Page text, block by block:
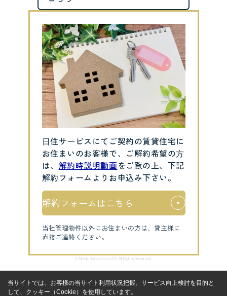
⽇住サービスにてご契約の賃貸住宅に
お住まいのお客様で、ご解約希望の⽅
は、 解約時説明動画をご覧の上、下記
解約フォームよりお申込み下さい。
解約フォームはこちら
当社管理物件以外にお住まいの方は、貸主様に
直接ご連絡ください。
© Nichiju Service Co.,LTD. All Rights Reserved.
当サイトでは、お客様の当サイト利用状況把握、サービス向上検討を目的と
して、クッキー（Cookie）を使用しています。